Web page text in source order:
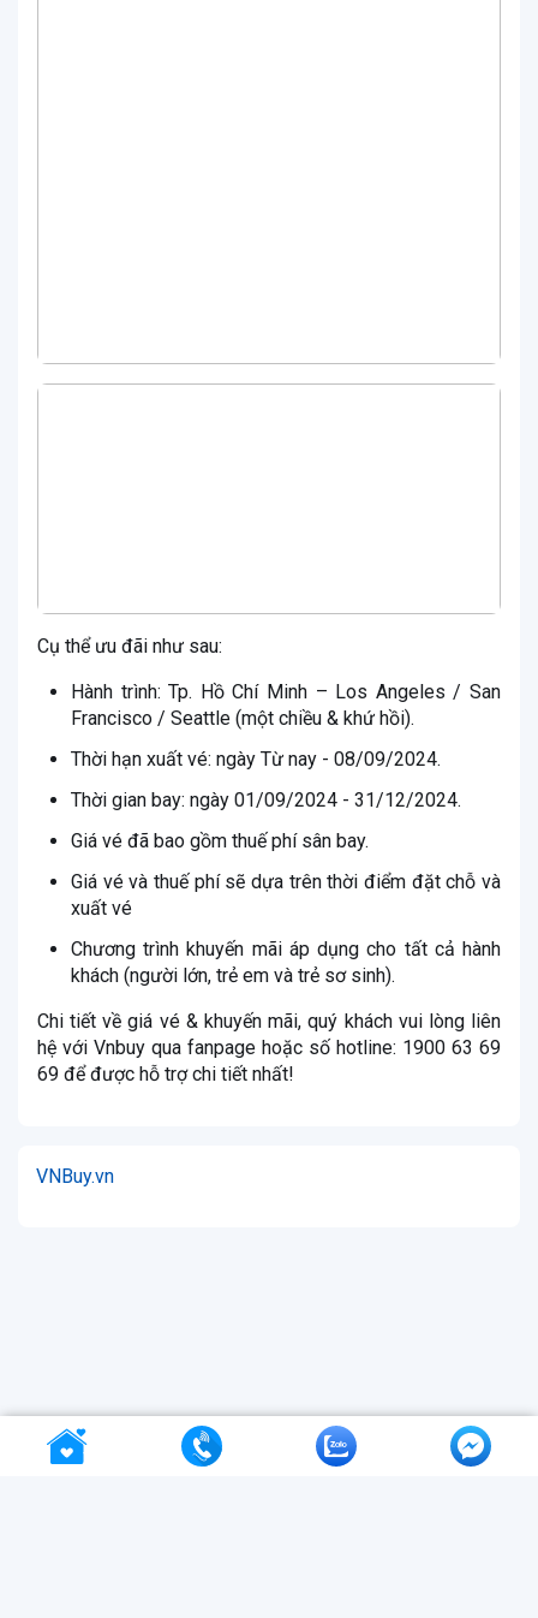
Cụ thể ưu đãi như sau:
Hành trình: Tp. Hồ Chí Minh – Los Angeles / San
Francisco / Seattle (một chiều & khứ hồi).
Thời hạn xuất vé: ngày Từ nay - 08/09/2024.
Thời gian bay: ngày 01/09/2024 - 31/12/2024.
Giá vé đã bao gồm thuế phí sân bay.
Giá vé và thuế phí sẽ dựa trên thời điểm đặt chỗ và
xuất vé
Chương trình khuyến mãi áp dụng cho tất cả hành
khách (người lớn, trẻ em và trẻ sơ sinh).
Chi tiết về giá vé & khuyến mãi, quý khách vui lòng liên
hệ với Vnbuy qua fanpage hoặc số hotline: 1900 63 69
69 để được hỗ trợ chi tiết nhất!
VNBuy.vn